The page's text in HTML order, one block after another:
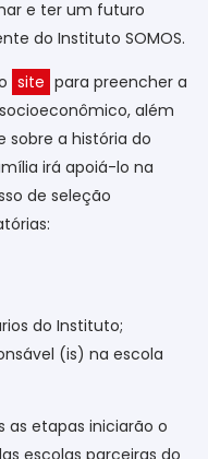
e ter um futuro
do Instituto SOMOS.
site para preencher a
além
sobre a história do
irá apoiá-lo na
de seleção
do Instituto;
(is) na escola
as etapas iniciarão o